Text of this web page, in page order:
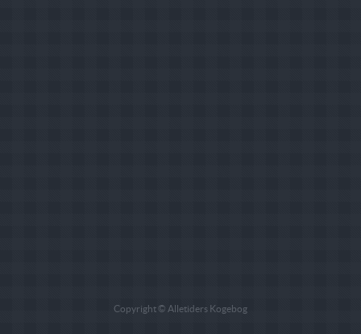
Copyright © Alletiders Kogebog